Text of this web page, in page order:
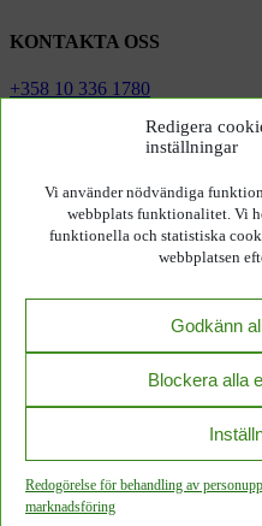
Redigera
inställningar
Vi använder nödvändiga
webbplats funktionalitet. Vi
funktionella och statistiska
webbplatsen
Godkänn
Blockera alla
Redogörelse för behandling av
marknadsföring
KONTAKTA OSS
+358 10 336 1780
REGISTRERA DIG FÖR
Registrera dig
Datasäkerhet hos
ISO 13485-certifierad
Subscribe to our